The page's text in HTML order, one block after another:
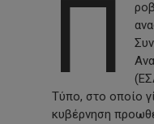
Π
Τύπο, στο οποίο
κυβέρνηση